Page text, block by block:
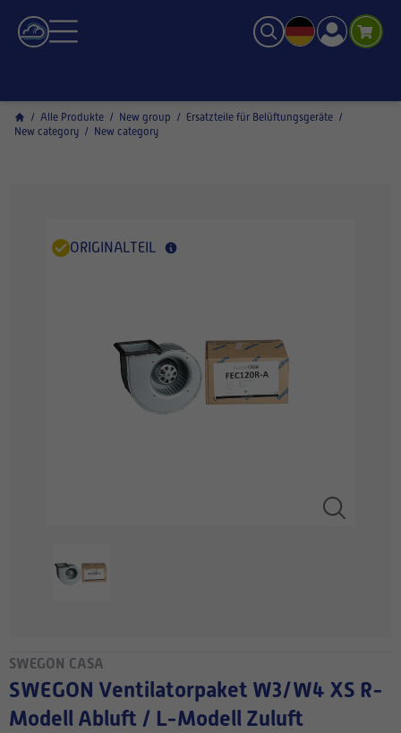
/ Alle Produkte / New group / Ersatzteile für Belüftungsgeräte /
New category / New category
ORIGINALTEIL
SWEGON CASA
SWEGON Ventilatorpaket W3/W4 XS R-
Modell Abluft / L-Modell Zuluft